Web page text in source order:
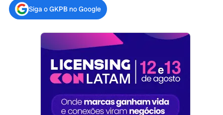
Siga o GKPB no Google